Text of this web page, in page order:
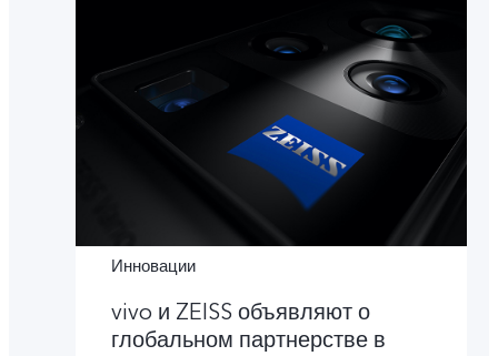
Инновации
vivo и ZEISS объявляют о
глобальном партнерстве в